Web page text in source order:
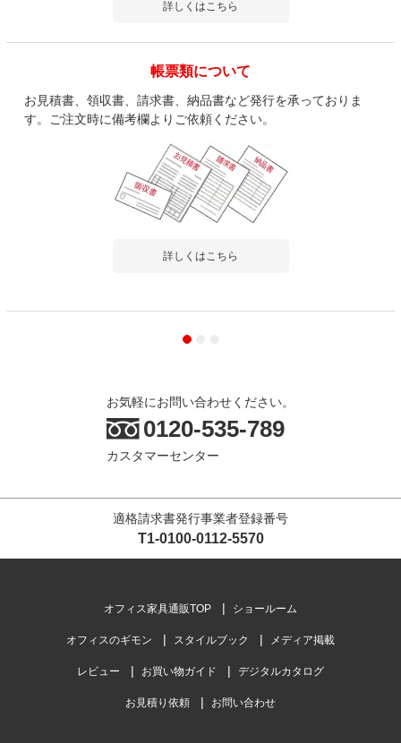
詳しくはこちら
帳票類について
お見積書、領収書、請求書、納品書など発行を承っておりま
す。ご注文時に備考欄よりご依頼ください。
詳しくはこちら
お気軽にお問い合わせください。
0120-535-789
カスタマーセンター
適格請求書発行事業者登録番号
T1-0100-0112-5570
オフィス家具通販TOP ショールーム
オフィスのギモン スタイルブック メディア掲載
レビュー お買い物ガイド デジタルカタログ
お見積り依頼 お問い合わせ